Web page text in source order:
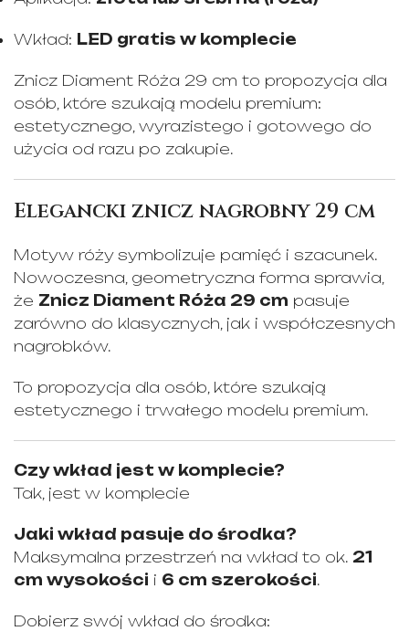
Wkład: LED gratis w komplecie
Znicz Diament Róża 29 cm to propozycja dla
osób, które szukają modelu premium:
estetycznego, wyrazistego i gotowego do
użycia od razu po zakupie.
Elegancki znicz nagrobny 29 cm
Motyw róży symbolizuje pamięć i szacunek.
Nowoczesna, geometryczna forma sprawia,
że Znicz Diament Róża 29 cm pasuje
zarówno do klasycznych, jak i współczesnych
nagrobków.
To propozycja dla osób, które szukają
estetycznego i trwałego modelu premium.
Czy wkład jest w komplecie?
Tak, jest w komplecie
Jaki wkład pasuje do środka?
Maksymalna przestrzeń na wkład to ok. 21
cm wysokości i 6 cm szerokości.
Dobierz swój wkład do środka: